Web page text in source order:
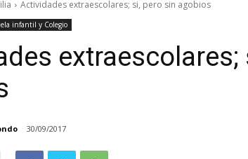
Actividades extraescolares; si, pero sin agobios
infantil y Colegio
extraescolares;
30/09/2017